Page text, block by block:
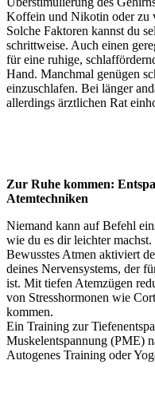
Koffein und Nikotin oder zu
Solche Faktoren kannst du
schrittweise. Auch einen
für eine ruhige,
Hand. Manchmal genügen
einzuschlafen. Bei länger
allerdings ärztlichen Rat
Zur Ruhe kommen:
Atemtechniken
Niemand kann auf Befehl
wie du es dir leichter machst.
Bewusstes Atmen aktiviert
deines Nervensystems, der
ist. Mit tiefen Atemzügen
von Stresshormonen wie
kommen.
Ein Training zur
Muskelentspannung (PME)
Autogenes Training oder